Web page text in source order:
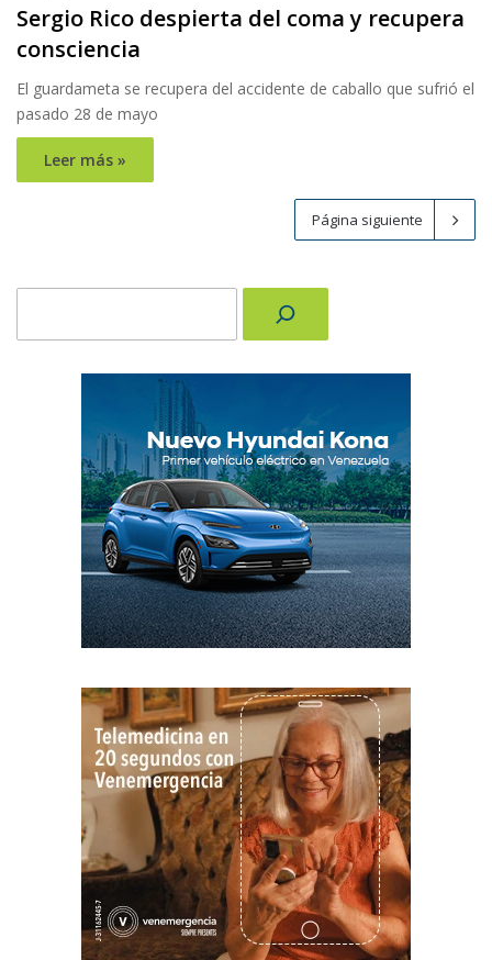
Sergio Rico despierta del coma y recupera
consciencia
El guardameta se recupera del accidente de caballo que sufrió el
pasado 28 de mayo
Leer más »
Página siguiente